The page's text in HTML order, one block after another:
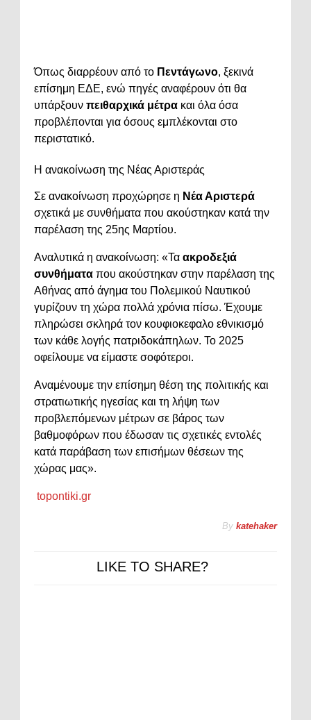
Όπως διαρρέουν από το Πεντάγωνο, ξεκινά
επίσημη ΕΔΕ, ενώ πηγές αναφέρουν ότι θα
υπάρξουν πειθαρχικά μέτρα και όλα όσα
προβλέπονται για όσους εμπλέκονται στο
περιστατικό.
Η ανακοίνωση της Νέας Αριστεράς
Σε ανακοίνωση προχώρησε η Νέα Αριστερά
σχετικά με συνθήματα που ακούστηκαν κατά την
παρέλαση της 25ης Μαρτίου.
Αναλυτικά η ανακοίνωση: «Τα ακροδεξιά
συνθήματα που ακούστηκαν στην παρέλαση της
Αθήνας από άγημα του Πολεμικού Ναυτικού
γυρίζουν τη χώρα πολλά χρόνια πίσω. Έχουμε
πληρώσει σκληρά τον κουφιοκεφαλο εθνικισμό
των κάθε λογής πατριδοκάπηλων. Το 2025
οφείλουμε να είμαστε σοφότεροι.
Αναμένουμε την επίσημη θέση της πολιτικής και
στρατιωτικής ηγεσίας και τη λήψη των
προβλεπόμενων μέτρων σε βάρος των
βαθμοφόρων που έδωσαν τις σχετικές εντολές
κατά παράβαση των επισήμων θέσεων της
χώρας μας».
topontiki.gr
By katehaker
LIKE TO SHARE?